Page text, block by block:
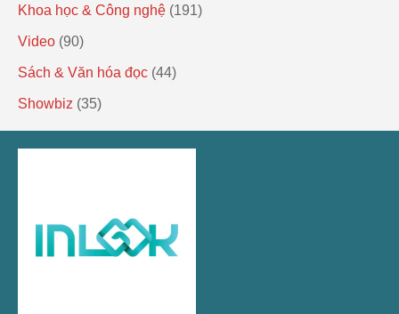
Khoa học & Công nghệ (191)
Video (90)
Sách & Văn hóa đọc (44)
Showbiz (35)